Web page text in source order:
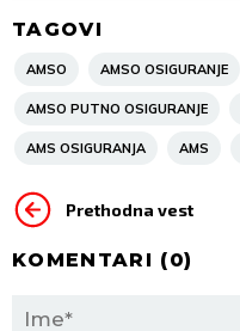
TAGOVI
AMSO AMSO OSIGURANJE
AMSO PUTNO OSIGURANJE
AMS OSIGURANJA AMS
Prethodna vest
KOMENTARI (0)